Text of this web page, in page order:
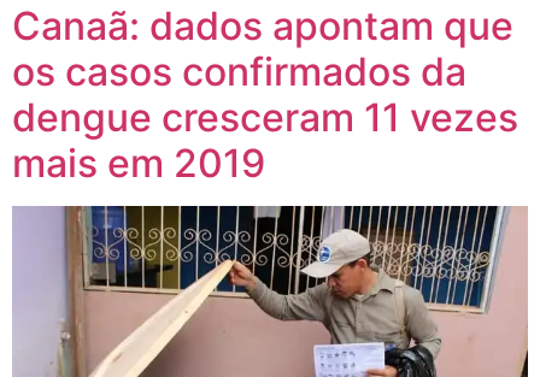
Canaã: dados apontam que
os casos confirmados da
dengue cresceram 11 vezes
mais em 2019